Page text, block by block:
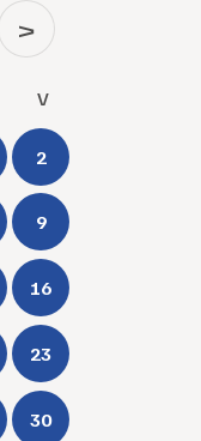
>
V
2
9
16
23
30